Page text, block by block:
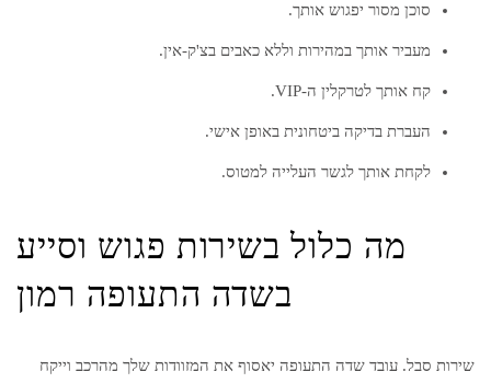
סוכן מסור יפגוש אותך.
מעביר אותך במהירות וללא כאבים בצ'ק-אין.
קח אותך לטרקלין ה-VIP.
העברת בדיקה ביטחונית באופן אישי.
לקחת אותך לגשר העלייה למטוס.
מה כלול בשירות פגוש וסייע
בשדה התעופה רמון
שירות סבל. עובד שדה התעופה יאסוף את המזוודות שלך מהרכב וייקח